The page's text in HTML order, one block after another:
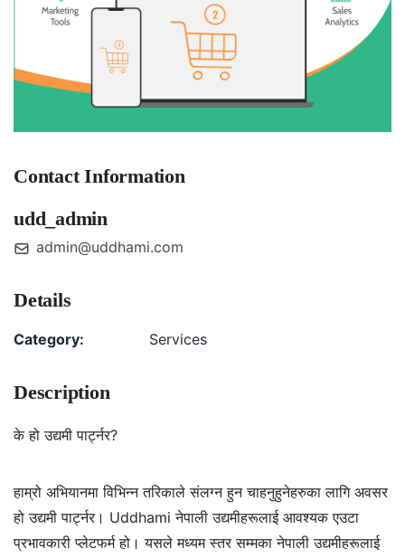
Contact Information
udd_admin
admin@uddhami.com
Details
Category: Services
Description
के हो उद्यमी पार्ट्नर?
हाम्रो अभियानमा विभिन्न तरिकाले संलग्न हुन चाहनुहुनेहरुका लागि अवसर
हो उद्यमी पार्ट्नर। Uddhami नेपाली उद्यमीहरूलाई आवश्यक एउटा
प्रभावकारी प्लेटफर्म हो। यसले मध्यम स्तर सम्मका नेपाली उद्यमीहरूलाई